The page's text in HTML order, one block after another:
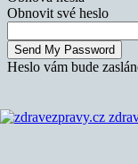
Obnovit své heslo
Heslo vám bude